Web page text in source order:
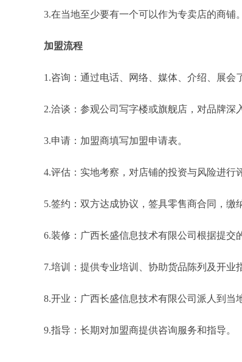
3.在当地至少要有一个可以作为专卖店的商铺。
加盟流程
1.咨询：通过电话、网络、媒体、介绍、展会
2.洽谈：参观公司写字楼或旗舰店，对品牌深
3.申请：加盟商填写加盟申请表。
4.评估：实地考察，对店铺的投资与风险进行
5.签约：双方达成协议，签具零售商合同，缴
6.装修：广西长盛信息技术有限公司根据提交
7.培训：提供专业培训、协助货品陈列及开业
8.开业：广西长盛信息技术有限公司派人到当
9.指导：长期对加盟商提供咨询服务和指导。